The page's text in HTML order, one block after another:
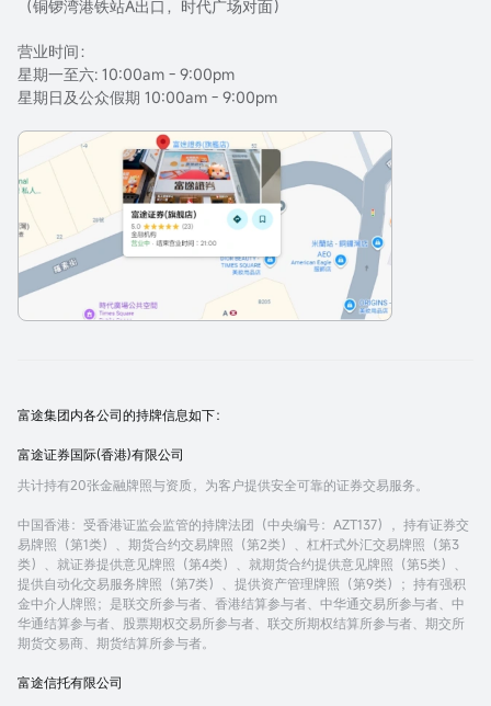
（铜锣湾港铁站A出口，时代广场对面）
营业时间：
星期一至六: 10:00am - 9:00pm
星期日及公众假期 10:00am - 9:00pm
富途集团内各公司的持牌信息如下：
富途证券国际(香港)有限公司
共计持有20张金融牌照与资质，为客户提供安全可靠的证券交易服务。
中国香港：受香港证监会监管的持牌法团（中央编号：AZT137），持有证券交
易牌照（第1类）、期货合约交易牌照（第2类）、杠杆式外汇交易牌照（第3
类）、就证券提供意见牌照（第4类）、就期货合约提供意见牌照（第5类）、
提供自动化交易服务牌照（第7类）、提供资产管理牌照（第9类）；持有强积
金中介人牌照；是联交所参与者、香港结算参与者、中华通交易所参与者、中
华通结算参与者、股票期权交易所参与者、联交所期权结算所参与者、期交所
期货交易商、期货结算所参与者。
富途信托有限公司